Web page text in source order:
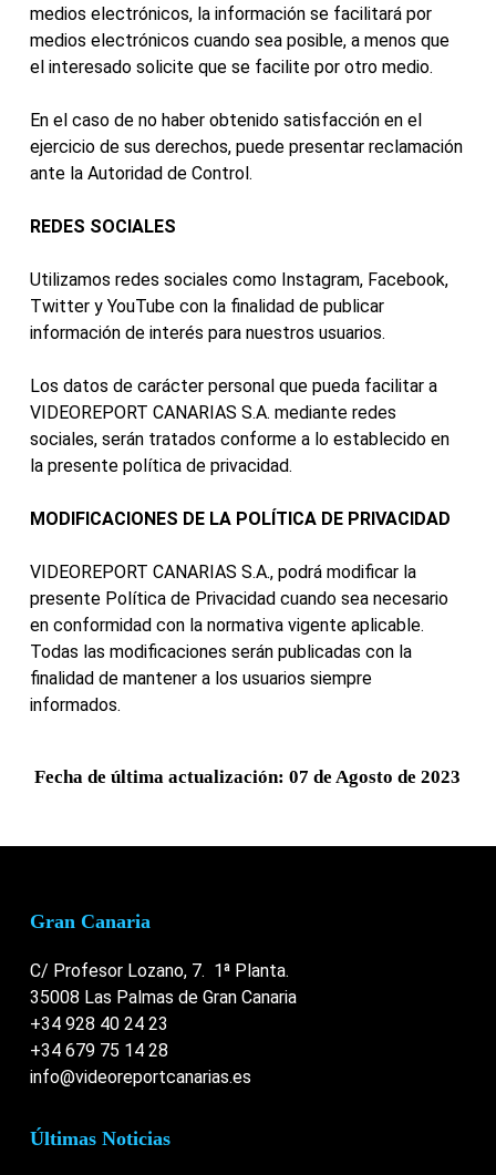
medios electrónicos, la información se facilitará por
medios electrónicos cuando sea posible, a menos que
el interesado solicite que se facilite por otro medio.
En el caso de no haber obtenido satisfacción en el
ejercicio de sus derechos, puede presentar reclamación
ante la Autoridad de Control.
REDES SOCIALES
Utilizamos redes sociales como Instagram, Facebook,
Twitter y YouTube con la finalidad de publicar
información de interés para nuestros usuarios.
Los datos de carácter personal que pueda facilitar a
VIDEOREPORT CANARIAS S.A. mediante redes
sociales, serán tratados conforme a lo establecido en
la presente política de privacidad.
MODIFICACIONES DE LA POLÍTICA DE PRIVACIDAD
VIDEOREPORT CANARIAS S.A., podrá modificar la
presente Política de Privacidad cuando sea necesario
en conformidad con la normativa vigente aplicable.
Todas las modificaciones serán publicadas con la
finalidad de mantener a los usuarios siempre
informados.
Fecha de última actualización: 07 de Agosto de 2023
Gran Canaria
C/ Profesor Lozano, 7. 1ª Planta.
35008 Las Palmas de Gran Canaria
+34 928 40 24 23
+34 679 75 14 28
info@videoreportcanarias.es
Últimas Noticias